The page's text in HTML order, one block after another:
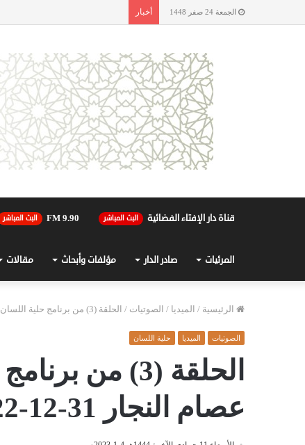
الجمعة 24 صفر 1448 أخبار
قناة دار الإفتاء الفضائية البث المباشر 90.FM 9 البث المباشر
المرئيات صادر الدار مؤلفات وأبحاث مقالات
الرئيسية / الميديا / الصوتيات / الحلقة (3) من برنامج حلية اللسان مع الاستاذ عصام النجار 31-12-2022
الصوتيات الميديا حلية اللسان
الحلقة (3) من
عصام النجار 31-12-2022